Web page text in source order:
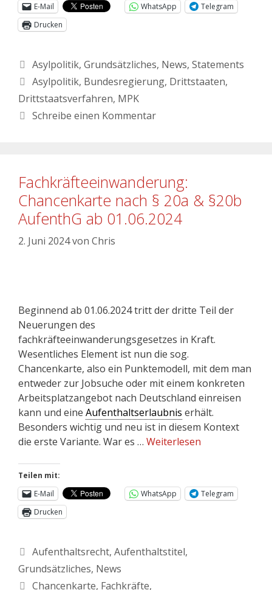
E-Mail
WhatsApp
Telegram
Drucken
Asylpolitik, Grundsätzliches, News, Statements
Asylpolitik, Bundesregierung, Drittstaaten,
Drittstaatsverfahren, MPK
Schreibe einen Kommentar
Fachkräfteeinwanderung:
Chancenkarte nach § 20a & §20b
AufenthG ab 01.06.2024
2. Juni 2024von Chris
Beginnend ab 01.06.2024 tritt der dritte Teil der
Neuerungen des
fachkräfteeinwanderungsgesetzes in Kraft.
Wesentliches Element ist nun die sog.
Chancenkarte, also ein Punktemodell, mit dem man
entweder zur Jobsuche oder mit einem konkreten
Arbeitsplatzangebot nach Deutschland einreisen
kann und eine Aufenthaltserlaubnis erhält.
Besonders wichtig und neu ist in diesem Kontext
die erste Variante. War es … Weiterlesen
Teilen mit:
E-Mail
WhatsApp
Telegram
Drucken
Aufenthaltsrecht, Aufenthaltstitel,
Grundsätzliches, News
Chancenkarte, Fachkräfte,